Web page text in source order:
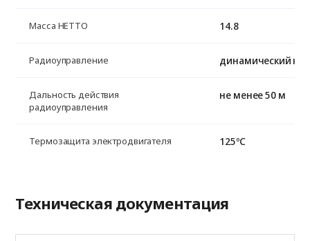
Масса НЕТТО 14.8
Радиоуправление динамический
Дальность действия
радиоуправления
не менее 50 м
Термозащита электродвигателя 125ºС
Техническая документация